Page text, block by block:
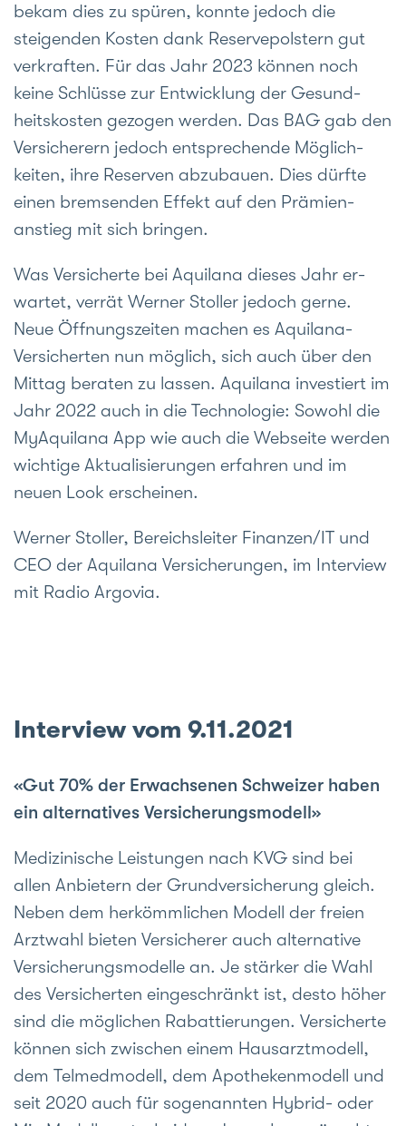
bekam dies zu spüren, konnte je­doch die
steigen­den Kosten dank Reserve­polstern gut
ver­kraften. Für das Jahr 2023 können noch
keine Schlüsse zur Ent­wicklung der Gesund­
heits­kosten ge­zogen werden. Das BAG gab den
Ver­sicherern jedoch ent­spre­chende Mög­lich­
keiten, ihre Reserven ab­zubauen. Dies dürfte
einen brem­senden Effekt auf den Prämien­
anstieg mit sich bringen.
Was Versicherte bei Aquilana dieses Jahr er­
wartet, verrät Werner Stoller jedoch gerne.
Neue Öffnungs­zeiten machen es Aquilana-
Versicherten nun möglich, sich auch über den
Mittag be­raten zu lassen. Aquilana inves­tiert im
Jahr 2022 auch in die Tech­nologie: Sowohl die
MyAquilana App wie auch die Web­seite werden
wichtige Aktuali­sierungen erfahren und im
neuen Look er­scheinen.
Werner Stoller, Bereichsleiter Finanzen/IT und
CEO der Aquilana Versicherungen, im Interview
mit Radio Argovia.
Interview vom 9.11.2021
«Gut 70% der Erwachsenen Schweizer haben
ein alternatives Versicherungsmodell»
Medizinische Leistungen nach KVG sind bei
allen An­bietern der Grund­versicherung gleich.
Neben dem herkömm­lichen Modell der freien
Arzt­wahl bieten Ver­sicherer auch alter­native
Versiche­rungs­modelle an. Je stärker die Wahl
des Ver­sicherten ein­geschränkt ist, desto höher
sind die möglichen Rabattie­rungen. Ver­sicherte
können sich zwi­schen einem Haus­arzt­modell,
dem Telme­dmodell, dem Apotheken­modell und
seit 2020 auch für so­ge­nannten Hybrid- oder